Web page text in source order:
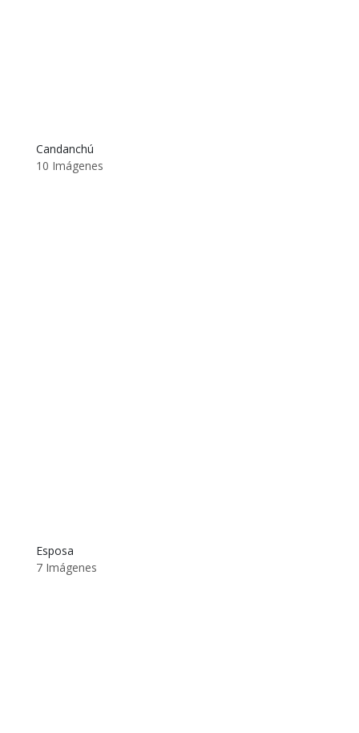
Candanchú
10 Imágenes
Esposa
7 Imágenes